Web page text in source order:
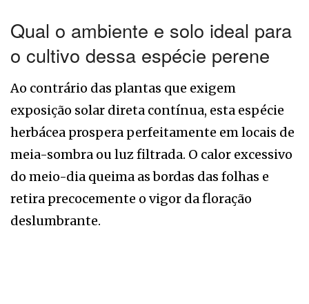
Qual o ambiente e solo ideal para
o cultivo dessa espécie perene
Ao contrário das plantas que exigem
exposição solar direta contínua, esta espécie
herbácea prospera perfeitamente em locais de
meia-sombra ou luz filtrada. O calor excessivo
do meio-dia queima as bordas das folhas e
retira precocemente o vigor da floração
deslumbrante.